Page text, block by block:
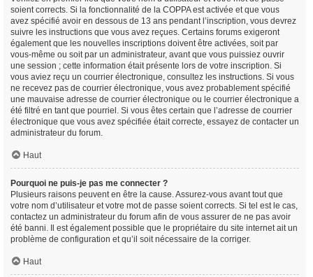
soient corrects. Si la fonctionnalité de la COPPA est activée et que vous
avez spécifié avoir en dessous de 13 ans pendant l’inscription, vous devrez
suivre les instructions que vous avez reçues. Certains forums exigeront
également que les nouvelles inscriptions doivent être activées, soit par
vous-même ou soit par un administrateur, avant que vous puissiez ouvrir
une session ; cette information était présente lors de votre inscription. Si
vous aviez reçu un courrier électronique, consultez les instructions. Si vous
ne recevez pas de courrier électronique, vous avez probablement spécifié
une mauvaise adresse de courrier électronique ou le courrier électronique a
été filtré en tant que pourriel. Si vous êtes certain que l’adresse de courrier
électronique que vous avez spécifiée était correcte, essayez de contacter un
administrateur du forum.
Haut
Pourquoi ne puis-je pas me connecter ?
Plusieurs raisons peuvent en être la cause. Assurez-vous avant tout que
votre nom d’utilisateur et votre mot de passe soient corrects. Si tel est le cas,
contactez un administrateur du forum afin de vous assurer de ne pas avoir
été banni. Il est également possible que le propriétaire du site internet ait un
problème de configuration et qu’il soit nécessaire de la corriger.
Haut